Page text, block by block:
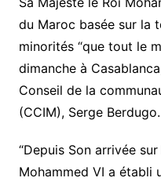
du Maroc basée sur la
minorités “que tout le
dimanche à
Conseil de la
(CCIM), Serge Berdugo.
“Depuis Son arrivée
Mohammed VI a établi